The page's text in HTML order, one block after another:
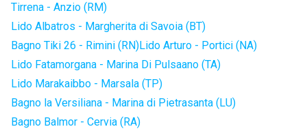
Tirrena - Anzio (RM)
Lido Albatros - Margherita di Savoia (BT)
Bagno Tiki 26 - Rimini (RN)Lido Arturo - Portici (NA)
Lido Fatamorgana - Marina Di Pulsaano (TA)
Lido Marakaibbo - Marsala (TP)
Bagno la Versiliana - Marina di Pietrasanta (LU)
Bagno Balmor - Cervia (RA)